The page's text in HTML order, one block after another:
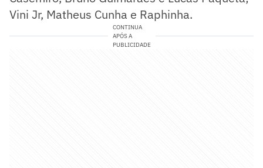
Vini Jr, Matheus Cunha e Raphinha.
CONTINUA
APÓS A
PUBLICIDADE